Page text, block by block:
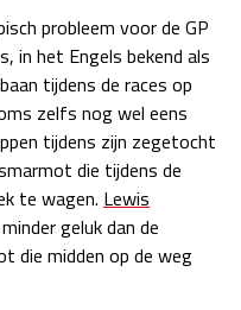
za 22:00 - 23:00
zo 21:00 - 23:00
20 - 22 nov
za 05:00 - 06:00
zo 05:00 - 07:00
04 - 06 dec
za 15:00 - 16:00
zo 14:00 - 16:00
probleem voor de GP
in het Engels bekend als
tijdens de races op
zelfs nog wel eens
tijdens zijn zegetocht
die tijdens de
te wagen. Lewis
geluk dan de
die midden op de weg